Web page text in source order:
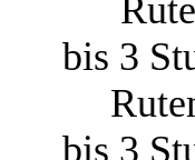
bis 3
bis 3